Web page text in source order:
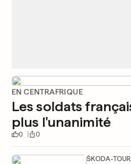
EN CENTRAFRIQUE
Les soldats
plus l'unanimité
0 0
ŠKODA-